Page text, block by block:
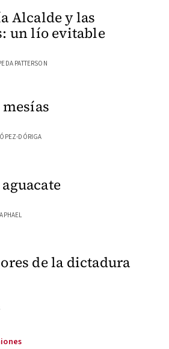
Alcalde y las
un lío evitable
PATTERSON
DÓRIGA
de la dictadura